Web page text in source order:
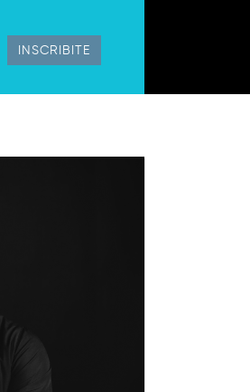
INSCRIBITE